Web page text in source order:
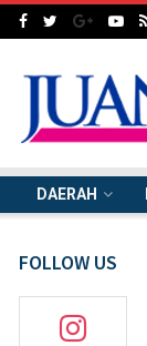
DAERAH
FOLLOW US